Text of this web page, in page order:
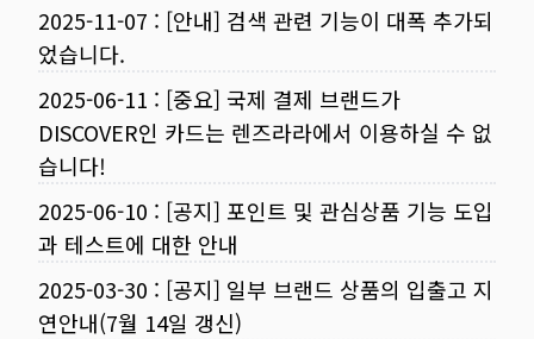
2025-11-07 : [안내] 검색 관련 기능이 대폭 추가되
었습니다.
2025-06-11 : [중요] 국제 결제 브랜드가
DISCOVER인 카드는 렌즈라라에서 이용하실 수 없
습니다!
2025-06-10 : [공지] 포인트 및 관심상품 기능 도입
과 테스트에 대한 안내
2025-03-30 : [공지] 일부 브랜드 상품의 입출고 지
연안내(7월 14일 갱신)